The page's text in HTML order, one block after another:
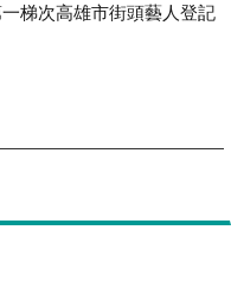
一梯次高雄市街頭藝人登記